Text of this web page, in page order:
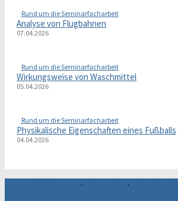
Rund um die Seminarfacharbeit
Analyse von Flugbahnen
07.04.2026
Rund um die Seminarfacharbeit
Wirkungsweise von Waschmittel
05.04.2026
Rund um die Seminarfacharbeit
Physikalische Eigenschaften eines Fußballs
04.04.2026
· ·